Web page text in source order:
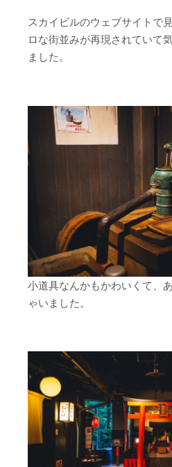
スカイビルのウェブサイトで
ロな街並みが再現されていて
ました。
小道具なんかもかわいくて、
ゃいました。